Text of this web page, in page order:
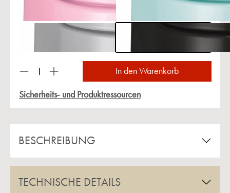
Produkt Anzahl: Gib den gewünschten Wert
In den Warenkorb
Sicherheits- und Produktressourcen
BESCHREIBUNG
TECHNISCHE DETAILS